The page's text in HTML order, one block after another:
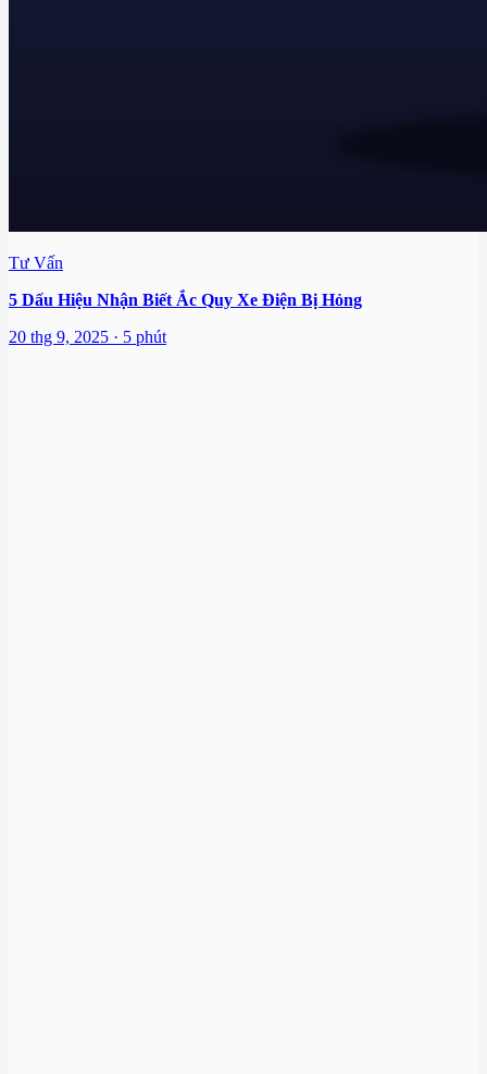
Tư Vấn
5 Dấu Hiệu Nhận Biết Ắc Quy Xe Điện Bị Hỏng
20 thg 9, 2025 · 5 phút